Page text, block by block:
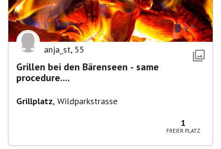
anja_st, 55
Grillen bei den Bärenseen - same
procedure....
Grillplatz, Wildparkstrasse
1
FREIER PLATZ